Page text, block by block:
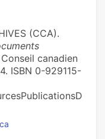
(CCA).
canadien
ISBN 0-929115-